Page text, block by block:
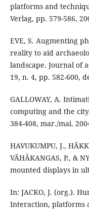
platforms and
Verlag, pp. 579-586,
EVE, S. Augmenting
reality to aid
landscape. Journal of
19, n. 4, pp. 582-600,
GALLOWAY, A.
computing and the
384-408, mar./mai.
HAVUKUMPU, J.,
VÄHÄKANGAS, P., &
mounted displays in
In: JACKO, J. (org.).
Interaction, platforms